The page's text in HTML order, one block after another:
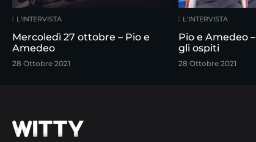
L'INTERVISTA
Mercoledì 27 ottobre – Pio e
Amedeo
28 Ottobre 2021
L'INTERVISTA
Pio e Amedeo – Scortesie per
gli ospiti
28 Ottobre 2021